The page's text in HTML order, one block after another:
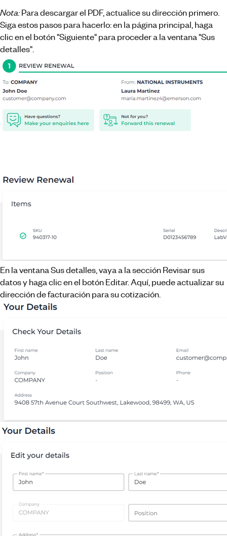
Nota:Para descargar el PDF, actualice su dirección primero.
Siga estos pasos para hacerlo: en la página principal, haga
clic en el botón "Siguiente" para proceder a la ventana "Sus
detalles".
En la ventana Sus detalles, vaya a la sección Revisar sus
datos y haga clic en el botón Editar. Aquí, puede actualizar su
dirección de facturación para su cotización.